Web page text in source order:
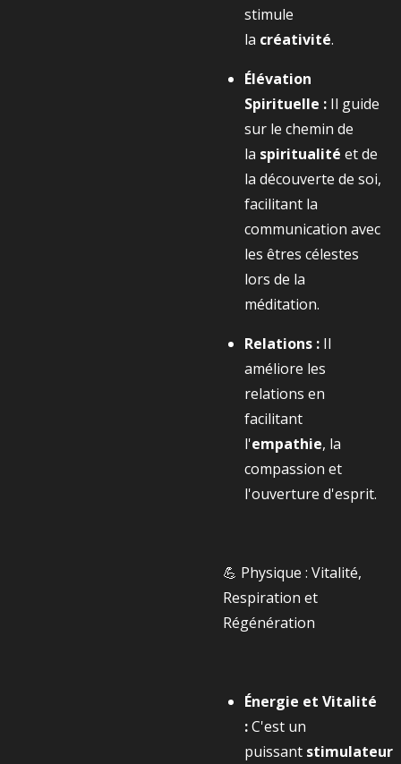
stimule
la créativité.
Élévation
Spirituelle : Il guide
sur le chemin de
la spiritualité et de
la découverte de soi,
facilitant la
communication avec
les êtres célestes
lors de la
méditation.
Relations : Il
améliore les
relations en
facilitant
l'empathie, la
compassion et
l'ouverture d'esprit.
💪 Physique : Vitalité,
Respiration et
Régénération
Énergie et Vitalité
:C'est un
puissant stimulateur